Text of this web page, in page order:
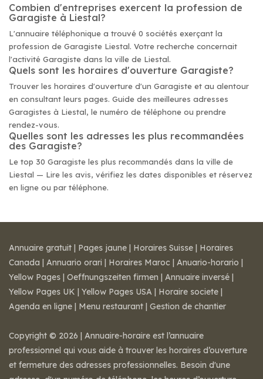
Combien d'entreprises exercent la profession de
Garagiste à Liestal?
L'annuaire téléphonique a trouvé 0 sociétés exerçant la
profession de Garagiste Liestal. Votre recherche concernait
l'activité Garagiste dans la ville de Liestal.
Quels sont les horaires d'ouverture Garagiste?
Trouver les horaires d'ouverture d'un Garagiste et au alentour
en consultant leurs pages. Guide des meilleures adresses
Garagistes à Liestal, le numéro de téléphone ou prendre
rendez-vous.
Quelles sont les adresses les plus recommandées
des Garagiste?
Le top 30 Garagiste les plus recommandés dans la ville de
Liestal — Lire les avis, vérifiez les dates disponibles et réservez
en ligne ou par téléphone.
Annuaire gratuit | Pages jaune | Horaires Suisse | Horaires
Canada | Annuario orari | Horaires Maroc | Anuario-horario |
Yellow Pages | Oeffnungszeiten firmen | Annuaire inversé |
Yellow Pages UK | Yellow Pages USA | Horaire societe |
Agenda en ligne | Menu restaurant | Gestion de chantier
Copyright © 2026 | Annuaire-horaire est l’annuaire
professionnel qui vous aide à trouver les horaires d’ouverture
et fermeture des adresses professionnelles. Besoin d'une